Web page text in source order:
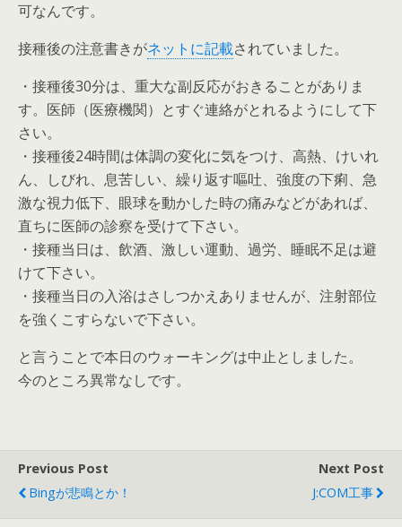
可なんです。
接種後の注意書きがネットに記載されていました。
・接種後30分は、重大な副反応がおきることがありま
す。医師（医療機関）とすぐ連絡がとれるようにして下
さい。
・接種後24時間は体調の変化に気をつけ、高熱、けいれ
ん、しびれ、息苦しい、繰り返す嘔吐、強度の下痢、急
激な視力低下、眼球を動かした時の痛みなどがあれば、
直ちに医師の診察を受けて下さい。
・接種当日は、飲酒、激しい運動、過労、睡眠不足は避
けて下さい。
・接種当日の入浴はさしつかえありませんが、注射部位
を強くこすらないで下さい。
と言うことで本日のウォーキングは中止としました。
今のところ異常なしです。
Previous Post
Bingが悲鳴とか！
Next Post
J:COM工事